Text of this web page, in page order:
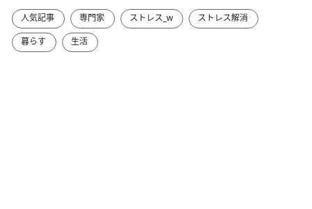
人気記事 専門家 ストレス_w
ストレス解消
暮らす
生活